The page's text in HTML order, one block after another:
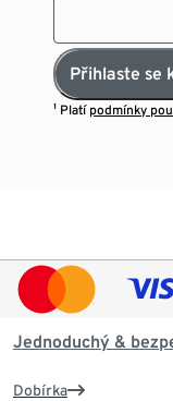
Přihlaste se
¹ Platí podmínky
Jednoduchý &
Dobírka